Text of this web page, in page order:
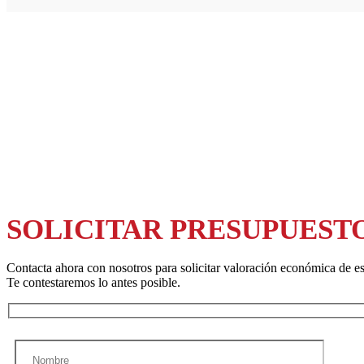
SOLICITAR
Contacta ahora con nosotros para solicitar valoración económica de
Te contestaremos lo antes posible.